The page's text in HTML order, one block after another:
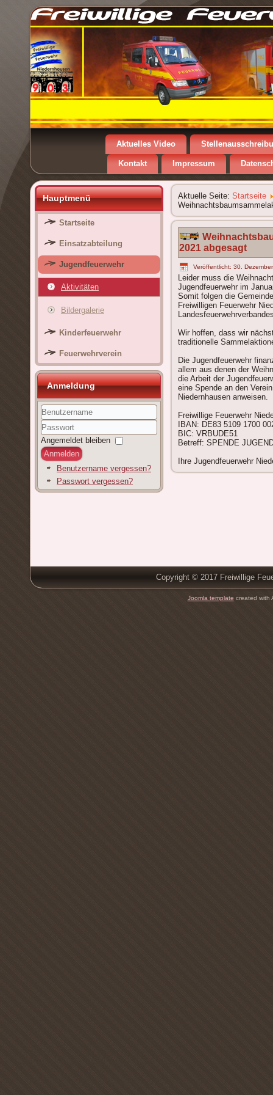
Aktuelles Video
Kontakt Impressum
Hauptmenü
Startseite
Einsatzabteilung
Jugendfeuerwehr
Aktivitäten
Bildergalerie
Kinderfeuerwehr
Feuerwehrverein
Anmeldung
Benutzername
Passwort
Angemeldet bleiben
Anmelden
Benutzername vergessen?
Passwort vergessen?
Aktuelle Seite: Startseite
2021 abgesagt
Veröffentlicht: 30.
Leider muss die
Jugendfeuerwehr im
Somit folgen die
Freiwilligen Feuerwehr
Wir hoffen, dass wir
traditionelle
Die Jugendfeuerwehr
allem aus denen der
die Arbeit der
eine Spende an den
Niedernhausen anweisen.
Freiwillige Feuerwehr
IBAN: DE83 5109 1700
BIC: VRBUDE51
Betreff: SPENDE
Ihre Jugendfeuerwehr
Copyright © 2017 Freiwillige
Joomla template created with